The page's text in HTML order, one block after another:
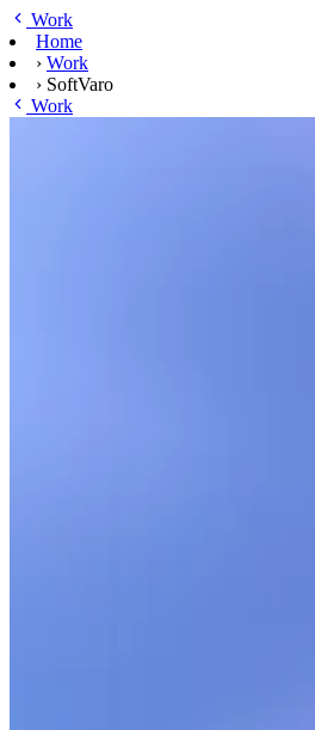
Ga naar hoofdinhoud
Work
Home
› Work
› SoftVaro
Work